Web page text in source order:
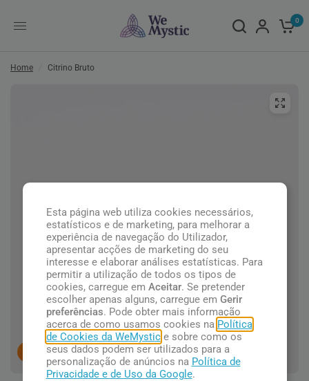
0
Home Citrino Bruto
pessoas concluindo esta compra.
Esta página web utiliza cookies necessários,
estatísticos e de marketing, para melhorar a
experiência de navegação do Utilizador,
apresentar acções de marketing do seu
interesse e elaborar análises estatísticas. Para
permitir a utilização de todos os tipos de
cookies, carregue em Aceitar. Se pretender
escolher apenas alguns, carregue em Gerir
preferências. Pode obter mais informação
acerca de como usamos cookies na Política
de Cookies da WeMystice sobre como os
seus dados podem ser utilizados para a
personalização de anúncios na Política de
Privacidade e de Uso da Google.